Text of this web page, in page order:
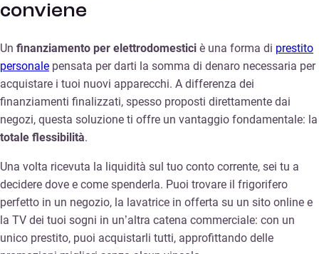
conviene
Un finanziamento per elettrodomestici è una forma di prestito
personale pensata per darti la somma di denaro necessaria per
acquistare i tuoi nuovi apparecchi. A differenza dei
finanziamenti finalizzati, spesso proposti direttamente dai
negozi, questa soluzione ti offre un vantaggio fondamentale: la
totale flessibilità.
Una volta ricevuta la liquidità sul tuo conto corrente, sei tu a
decidere dove e come spenderla. Puoi trovare il frigorifero
perfetto in un negozio, la lavatrice in offerta su un sito online e
la TV dei tuoi sogni in un’altra catena commerciale: con un
unico prestito, puoi acquistarli tutti, approfittando delle